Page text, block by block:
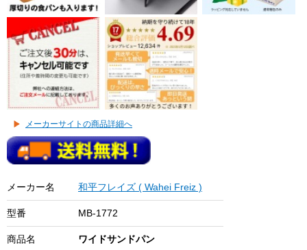
メーカーサイトの商品詳細へ
メーカー名 和平フレイズ ( Wahei Freiz )
型番 MB-1772
商品名 ワイドサンドパン